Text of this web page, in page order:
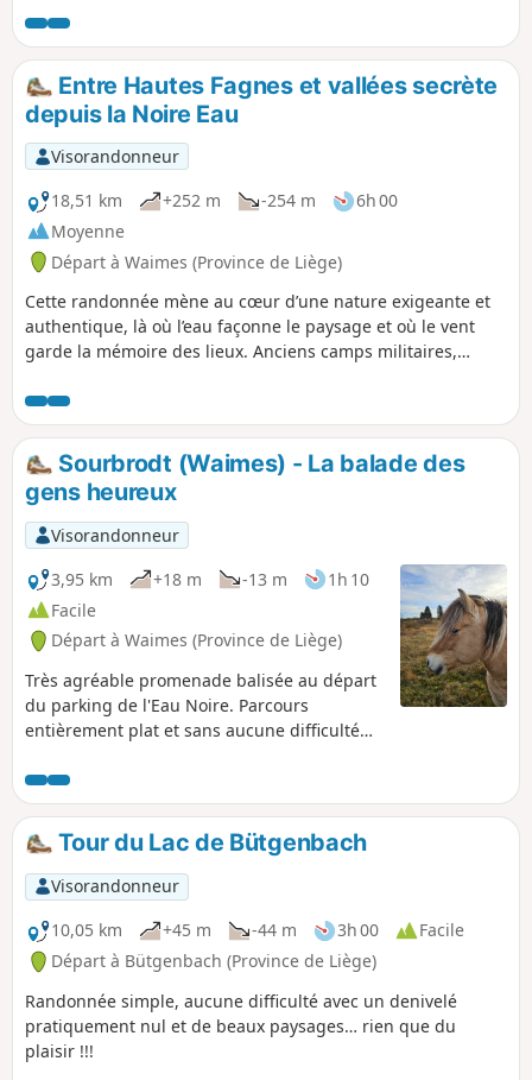
accidentés, recouverts de pierres et de
racines.
Entre Hautes Fagnes et vallées secrète
depuis la Noire Eau
Visorandonneur
18,51 km
+252 m -254 m
6h 00
Moyenne
Départ à Waimes (Province de Liège)
Cette randonnée mène au cœur d’une nature exigeante et
authentique, là où l’eau façonne le paysage et où le vent
garde la mémoire des lieux. Anciens camps militaires,
racontent une histoire marquée par les frontières et le
temps.Tourbières nées après la dernière glaciation, sols
acides et roches schisteuses composent un décor typique
des Hautes Fagnes. Ruisseaux clairs, rivières sombres
chargées de tourbe et sources froides accompagnent la
marche.Forêts profondes, landes ouvertes et clairières se
succèdent, abritant une faune discrète et une flore
spécialisée. Une randonnée à la fois sauvage et apaisante,
idéale pour célébrer un moment particulier dans un
paysage resté intact.
Sourbrodt (Waimes) - La balade des
gens heureux
Visorandonneur
3,95 km
+18 m -13 m
1h 10
Facile
Départ à Waimes (Province de Liège)
Très agréable promenade balisée au départ
du parking de l'Eau Noire. Parcours
entièrement plat et sans aucune difficulté
caillebotis.Seul bémol : selon la direction du
vent, on peut entendre le circuit de Spa-
Francorchamps dans le lointain si ce dernier
est en activité, comme c'est le cas pour
toutes les promenades dans la région.
Tour du Lac de Bütgenbach
Visorandonneur
10,05 km
+45 m -44 m 3h 00
Facile
Départ à Bütgenbach (Province de Liège)
Randonnée simple, aucune difficulté avec un denivelé
pratiquement nul et de beaux paysages… rien que du
plaisir !!!